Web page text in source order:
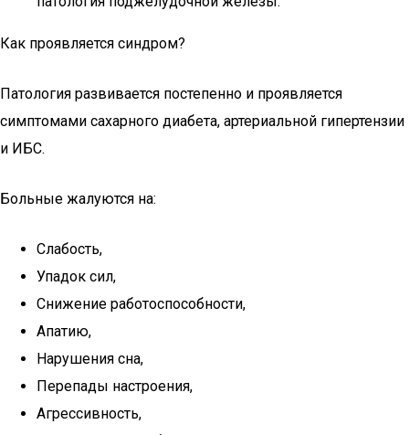
Как проявляется синдром?
Патология развивается постепенно и проявляется
симптомами сахарного диабета, артериальной гипертензии
и ИБС.
Больные жалуются на:
Слабость,
Упадок сил,
Снижение работоспособности,
Апатию,
Нарушения сна,
Перепады настроения,
Агрессивность,